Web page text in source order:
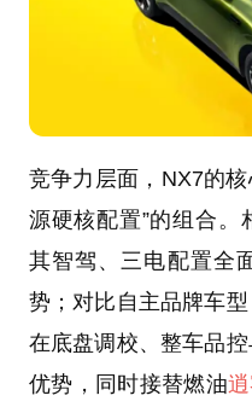
竞争力层面，NX7的
源硬核配置”的组合。
其智驾、三电配置全
势；对比自主品牌车
在底盘调校、整车品
优势，同时接替燃油